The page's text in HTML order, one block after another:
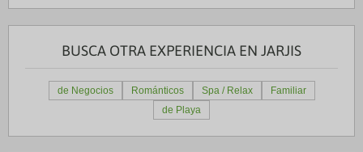
BUSCA OTRA EXPERIENCIA EN JARJIS
de Negocios Románticos Spa / Relax
Familiar
de Playa